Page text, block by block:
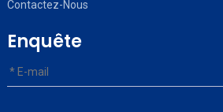
Contactez-Nous
Enquête